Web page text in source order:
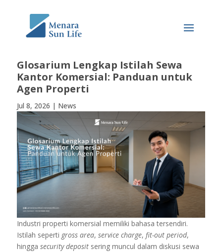
Glosarium Lengkap Istilah Sewa
Kantor Komersial: Panduan untuk
Agen Properti
Jul 8, 2026 | News
Industri properti komersial memiliki bahasa tersendiri.
Istilah seperti gross area, service charge, fit-out period,
hingga security depositsering muncul dalam diskusi sewa